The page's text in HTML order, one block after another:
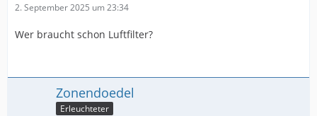
2. September 2025 um 23:34
Wer braucht schon Luftfilter?
Zonendoedel
Erleuchteter